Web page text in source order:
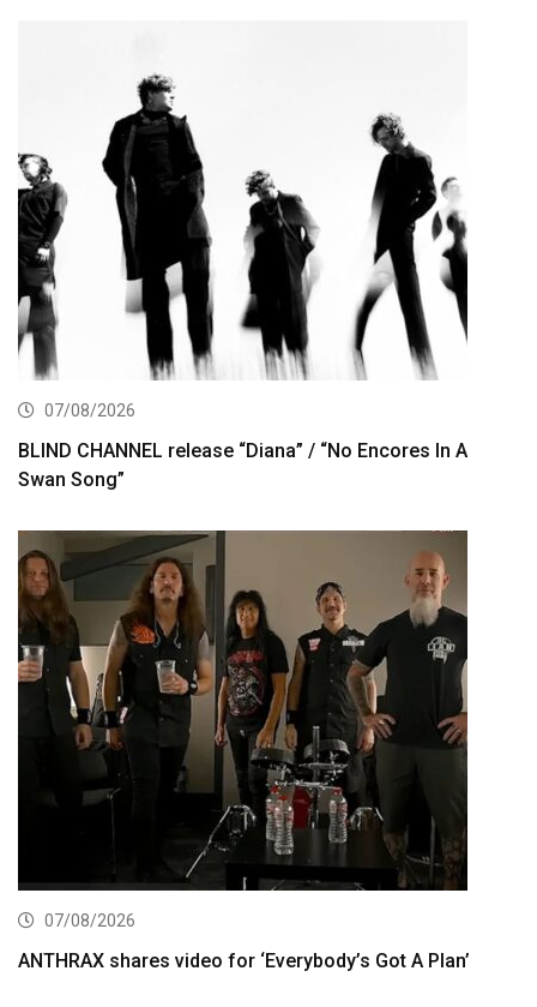
07/08/2026
BLIND CHANNEL release “Diana” / “No Encores In A
Swan Song”
07/08/2026
ANTHRAX shares video for ‘Everybody’s Got A Plan’